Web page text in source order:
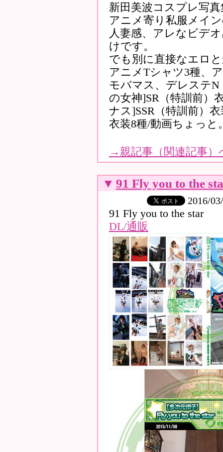
新田美波コスプレ写真
アニメ寄り私服メイ
人妻感、アレなビデ
けです。
でも別に直接なエロ
アニメTシャツ3種、
モバマス、デレステ
の女神]SR（特訓前）
ナス]SSR（特訓前）衣
衣装8種/動画ちょっと
→親記事（関連記事）
▼ 91 Fly you to the
2016/
91 Fly you to the star
DL/通販